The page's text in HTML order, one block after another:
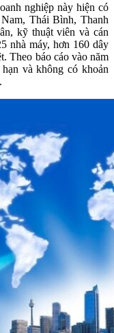
nghiệp này hiện có
Thái Bình, Thanh
kỹ thuật viên và cán
nhà máy, hơn 160 dây
Theo báo cáo vào năm
và không có khoản